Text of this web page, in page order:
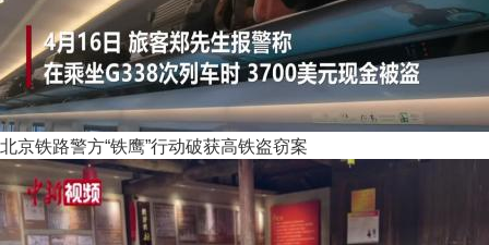
北京铁路警方“铁鹰”行动破获高铁盗窃案